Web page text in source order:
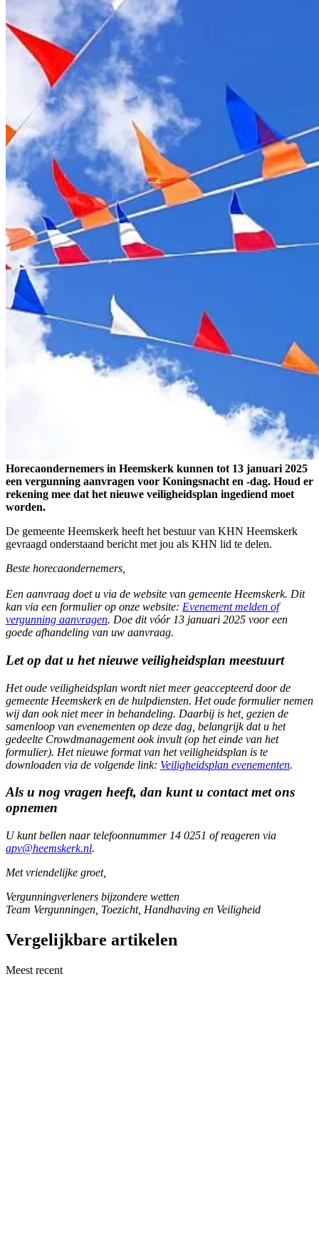
Horecaondernemers in Heemskerk kunnen tot 13 januari 2025
een vergunning aanvragen voor Koningsnacht en -dag. Houd er
rekening mee dat het nieuwe veiligheidsplan ingediend moet
worden.
De gemeente Heemskerk heeft het bestuur van KHN Heemskerk
gevraagd onderstaand bericht met jou als KHN lid te delen.
Beste horecaondernemers,
Een aanvraag doet u via de website van gemeente Heemskerk. Dit
kan via een formulier op onze website: Evenement melden of
vergunning aanvragen. Doe dit vóór 13 januari 2025 voor een
goede afhandeling van uw aanvraag.
Let op dat u het nieuwe veiligheidsplan meestuurt
Het oude veiligheidsplan wordt niet meer geaccepteerd door de
gemeente Heemskerk en de hulpdiensten. Het oude formulier nemen
wij dan ook niet meer in behandeling. Daarbij is het, gezien de
samenloop van evenementen op deze dag, belangrijk dat u het
gedeelte Crowdmanagement ook invult (op het einde van het
formulier). Het nieuwe format van het veiligheidsplan is te
downloaden via de volgende link: Veiligheidsplan evenementen.
Als u nog vragen heeft, dan kunt u contact met ons
opnemen
U kunt bellen naar telefoonnummer 14 0251 of reageren via
apv@heemskerk.nl.
Met vriendelijke groet,
Vergunningverleners bijzondere wetten
Team Vergunningen, Toezicht, Handhaving en Veiligheid
Vergelijkbare artikelen
Meest recent